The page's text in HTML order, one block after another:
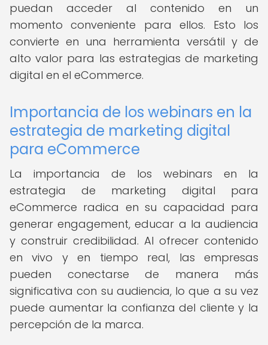
puedan acceder al contenido en un
momento conveniente para ellos. Esto los
convierte en una herramienta versátil y de
alto valor para las estrategias de marketing
digital en el eCommerce.
Importancia de los webinars en la
estrategia de marketing digital
para eCommerce
La importancia de los webinars en la
estrategia de marketing digital para
eCommerce radica en su capacidad para
generar engagement, educar a la audiencia
y construir credibilidad. Al ofrecer contenido
en vivo y en tiempo real, las empresas
pueden conectarse de manera más
significativa con su audiencia, lo que a su vez
puede aumentar la confianza del cliente y la
percepción de la marca.